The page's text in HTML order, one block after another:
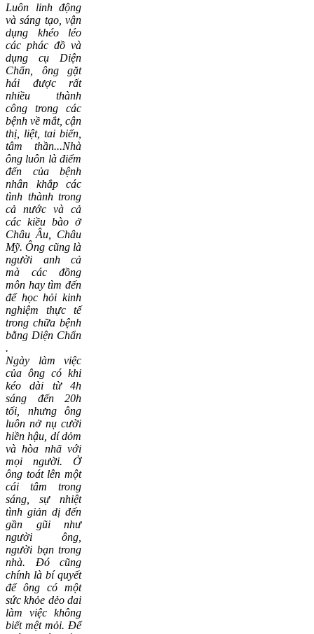
Luôn linh động
và sáng tạo, vận
dụng khéo léo
các phác đồ và
dụng cụ Diện
Chẩn, ông gặt
hái được rất
nhiều thành
công trong các
bệnh về mắt, cận
thị, liệt, tai biến,
tâm thần...Nhà
ông luôn là điểm
đến của bệnh
nhân khắp các
tình thành trong
cả nước và cả
các kiều bào ở
Châu Âu, Châu
Mỹ. Ông cũng là
người anh cả
mà các đồng
môn hay tìm đến
để học hỏi kinh
nghiệm thực tế
trong chữa bệnh
bằng Diện Chẩn
.
Ngày làm việc
của ông có khi
kéo dài từ 4h
sáng đến 20h
tối, nhưng ông
luôn nở nụ cười
hiền hậu, dí dỏm
và hòa nhã với
mọi người. Ở
ông toát lên một
cái tâm trong
sáng, sự nhiệt
tình giản dị đến
gần gũi như
người ông,
người bạn trong
nhà. Đó cũng
chính là bí quyết
để ông có một
sức khỏe dẻo dai
làm việc không
biết mệt mỏi. Để